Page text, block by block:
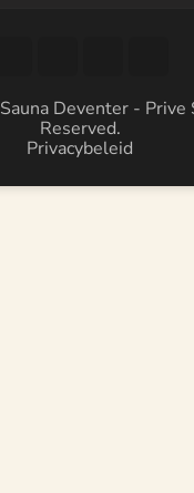
Sauna Deventer - Prive
Reserved.
Privacybeleid